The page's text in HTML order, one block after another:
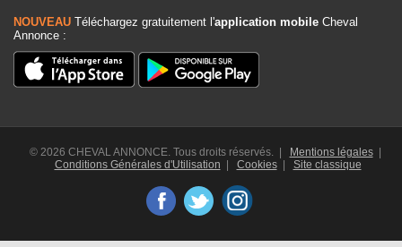
NOUVEAU Téléchargez gratuitement l'application mobile Cheval
Annonce :
© 2026 CHEVAL ANNONCE. Tous droits réservés. | Mentions légales|
Conditions Générales d'Utilisation | Cookies| Site classique